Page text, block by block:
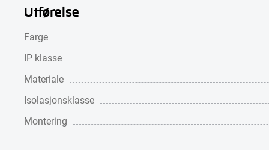
Utførelse
Farge
IP klasse
Materiale
Isolasjonsklasse
Montering